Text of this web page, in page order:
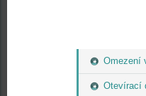
Omezení
Otevírací